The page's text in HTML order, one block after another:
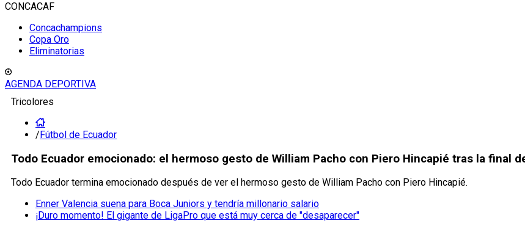
CONCACAF
Concachampions
Copa Oro
Eliminatorias
AGENDA DEPORTIVA
Tricolores
/Fútbol de Ecuador
Todo Ecuador emocionado: el hermoso gesto de William Pacho con Piero Hincapié tras la final
Todo Ecuador termina emocionado después de ver el hermoso gesto de William Pacho con Piero Hincapié.
Enner Valencia suena para Boca Juniors y tendría millonario salario
¡Duro momento! El gigante de LigaPro que está muy cerca de "desaparecer"